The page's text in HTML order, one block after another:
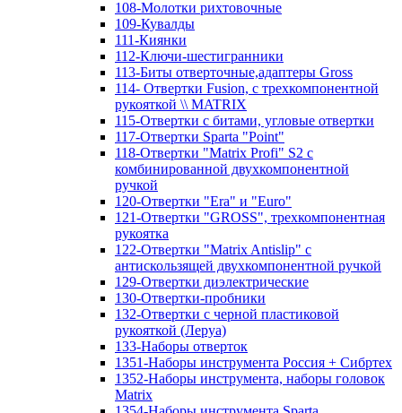
108-Молотки рихтовочные
109-Кувалды
111-Киянки
112-Ключи-шестигранники
113-Биты отверточные,адаптеры Gross
114- Отвертки Fusion, c трехкомпонентной
рукояткой \\ MATRIX
115-Отвертки с битами, угловые отвертки
117-Отвертки Sparta "Point"
118-Отвертки "Matrix Profi" S2 с
комбинированной двухкомпонентной
ручкой
120-Отвертки "Era" и "Euro"
121-Отвертки "GROSS", трехкомпонентная
рукоятка
122-Отвертки "Matrix Antislip" с
антискользящей двухкомпонентной ручкой
129-Отвертки диэлектрические
130-Отвертки-пробники
132-Отвертки с черной пластиковой
рукояткой (Леруа)
133-Наборы отверток
1351-Наборы инструмента Россия + Сибртех
1352-Наборы инструмента, наборы головок
Matrix